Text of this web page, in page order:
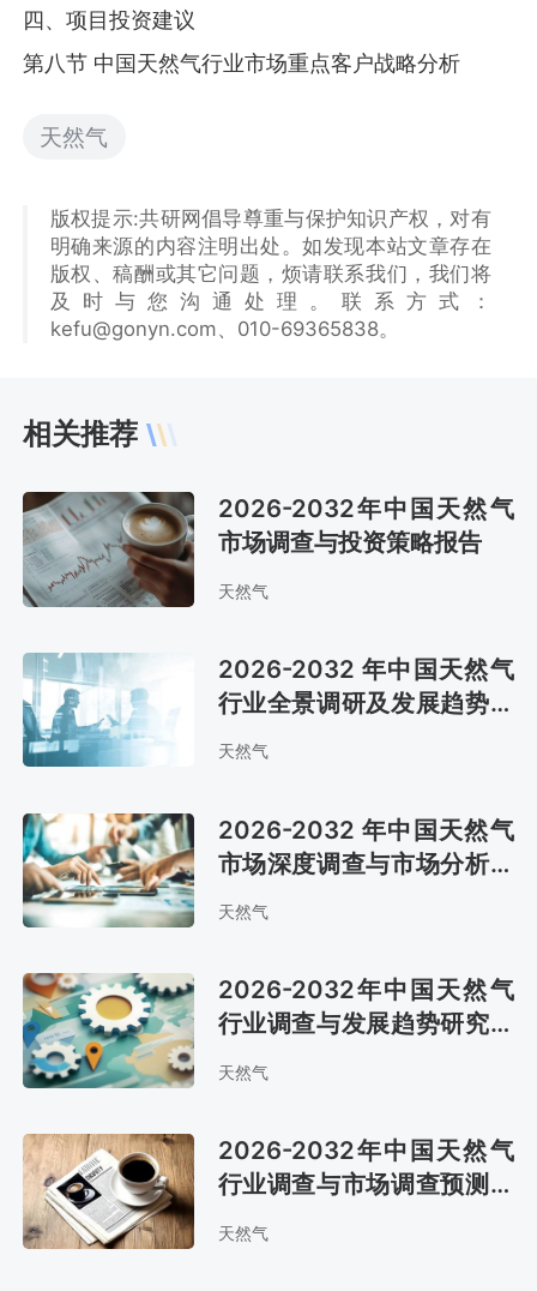
四、项目投资建议
第八节 中国天然气行业市场重点客户战略分析
天然气
版权提示:共研网倡导尊重与保护知识产权，对有
明确来源的内容注明出处。如发现本站文章存在
版权、稿酬或其它问题，烦请联系我们，我们将
及时与您沟通处理。联系方式：
kefu@gonyn.com、010-69365838。
相关推荐
2026-2032年中国天然气
市场调查与投资策略报告
天然气
2026-2032 年中国天然气
行业全景调研及发展趋势研
天然气
2026-2032 年中国天然气
市场深度调查与市场分析预
天然气
2026-2032年中国天然气
行业调查与发展趋势研究报
天然气
2026-2032年中国天然气
行业调查与市场调查预测报
天然气